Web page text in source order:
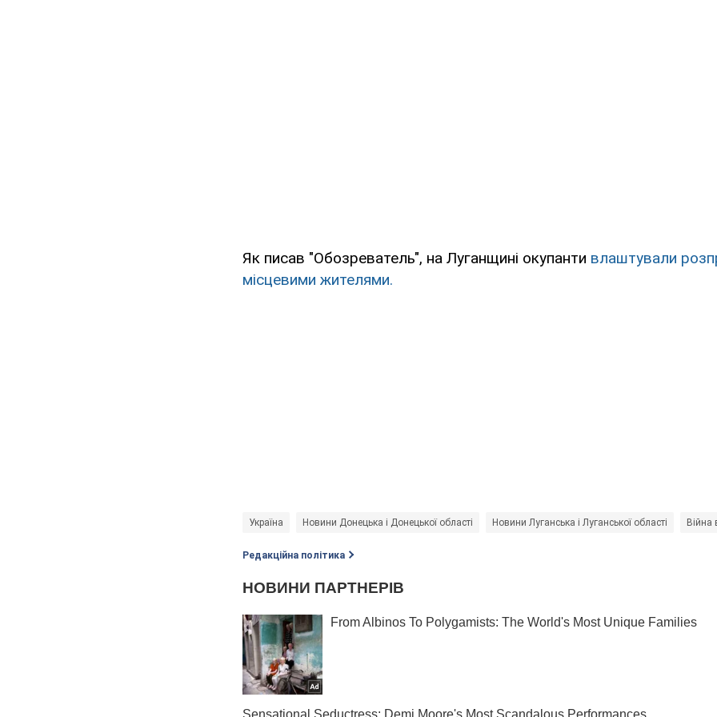
Як писав "Обозреватель", на Луганщині окупанти влаштували
місцевими жителями.
Україна Новини Донецька і Донецької області Новини Луганська і Луганської області Війна
Редакційна політика